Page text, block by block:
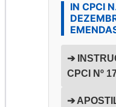
IN CPCI
➔
CPCI Nº
➔